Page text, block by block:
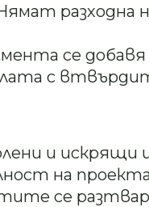
разходна
се
с
и искрящи
на
се